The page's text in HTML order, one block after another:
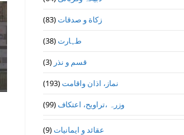
زکاة و صدقات(83)
طہارت(38)
قسم و نذر (3)
نماز، اذان واقامت(193)
وزرہ ،تراويح، اعتكاف(99)
عقائد و ایمانیات(9)